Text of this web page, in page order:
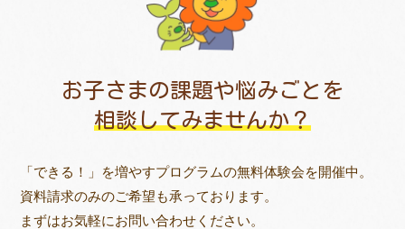
お子さまの課題や悩みごとを
相談してみませんか？
「できる！」を増やすプログラムの無料体験会を開催中。
資料請求のみのご希望も承っております。
まずはお気軽にお問い合わせください。